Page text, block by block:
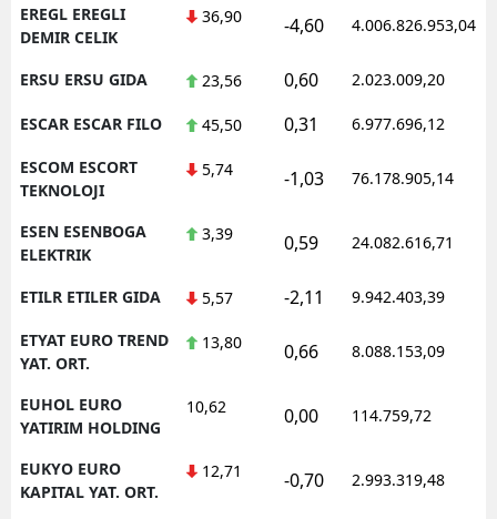
EREGL EREGLI
DEMIR CELIK
36,90 -4,60 4.006.826.953,04
ERSU ERSU GIDA 23,56 0,60 2.023.009,20
ESCAR ESCAR FILO 45,50 0,31 6.977.696,12
ESCOM ESCORT
TEKNOLOJI
5,74 -1,03 76.178.905,14
ESEN ESENBOGA
ELEKTRIK
3,39 0,59 24.082.616,71
ETILR ETILER GIDA 5,57 -2,11 9.942.403,39
ETYAT EURO TREND
YAT. ORT.
13,80 0,66 8.088.153,09
EUHOL EURO
YATIRIM HOLDING
10,62 0,00 114.759,72
EUKYO EURO
KAPITAL YAT. ORT.
12,71 -0,70 2.993.319,48